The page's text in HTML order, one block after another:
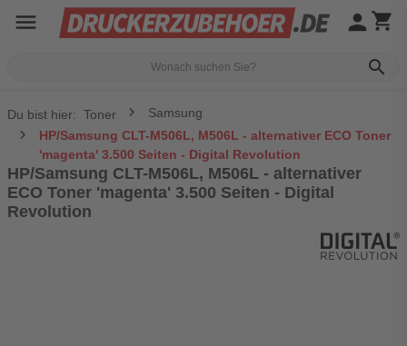
menu
search
person shopping_cart
Du bist hier: Toner
Samsung
HP/Samsung CLT-M506L, M506L - alternativer ECO Toner
'magenta' 3.500 Seiten - Digital Revolution
HP/Samsung CLT-M506L, M506L - alternativer
ECO Toner 'magenta' 3.500 Seiten - Digital
Revolution